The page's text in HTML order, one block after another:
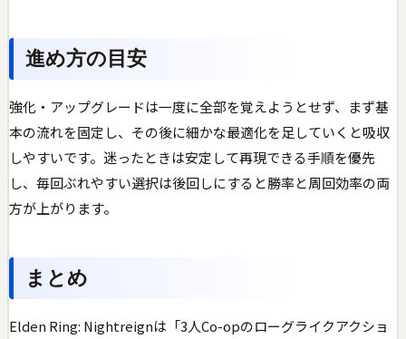
進め方の目安
強化・アップグレードは一度に全部を覚えようとせず、まず基
本の流れを固定し、その後に細かな最適化を足していくと吸収
しやすいです。迷ったときは安定して再現できる手順を優先
し、毎回ぶれやすい選択は後回しにすると勝率と周回効率の両
方が上がります。
まとめ
Elden Ring: Nightreignは「3人Co-opのローグライクアクショ